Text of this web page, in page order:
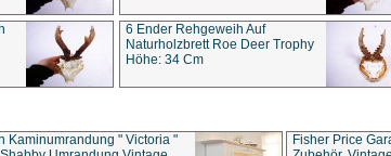
6 Ender Rehgeweih Auf
Naturholzbrett Roe Deer Trophy
Höhe: 34 Cm
Kaminumrandung " Victoria "
Fisher Price